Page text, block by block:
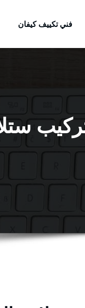
فني تكييف كيفان